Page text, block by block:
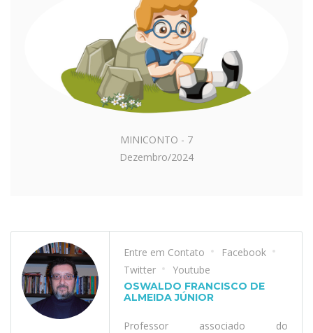
MINICONTO - 7
Dezembro/2024
Entre em Contato
Facebook
Twitter
Youtube
OSWALDO FRANCISCO DE
ALMEIDA JÚNIOR
Professor associado do